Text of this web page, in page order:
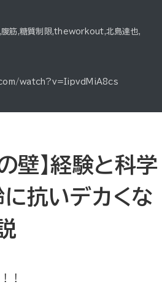
,腹筋,糖質制限,theworkout,北島達也,
watch?v=IipvdMiA8cs
壁】経験と科学
に抗いデカくな
！